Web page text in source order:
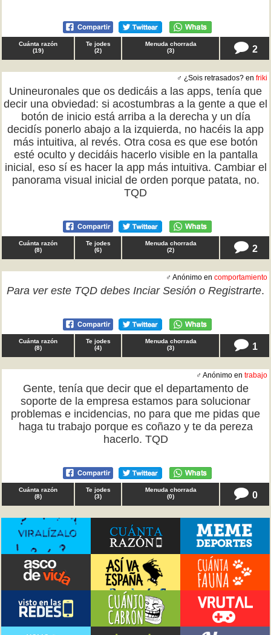
Cuánta razón
(19)
Te jodes
(2)
Menuda chorrada
(3) 2
♂ ¿Sois retrasados? en friki
Unineuronales que os dedicáis a las apps, tenía que
decir una obviedad: si acostumbras a la gente a que el
botón de inicio está arriba a la derecha y un día
decidís ponerlo abajo a la izquierda, no hacéis la app
más intuitiva, al revés. Otra cosa es que ese botón
esté oculto y decidáis hacerlo visible en la pantalla
inicial, eso sí es hacer la app más intuitiva. Cambiar el
panorama visual inicial de orden porque patata, no.
TQD
Cuánta razón
(8)
Te jodes
(6)
Menuda chorrada
(2) 2
♂ Anónimo en comportamiento
Para ver este TQD debes Inciar Sesión o Registrarte.
Cuánta razón
(8)
Te jodes
(4)
Menuda chorrada
(3) 1
♂ Anónimo en trabajo
Gente, tenía que decir que el departamento de
soporte de la empresa estamos para solucionar
problemas e incidencias, no para que me pidas que
haga tu trabajo porque es coñazo y te da pereza
hacerlo. TQD
Cuánta razón
(8)
Te jodes
(3)
Menuda chorrada
(0) 0